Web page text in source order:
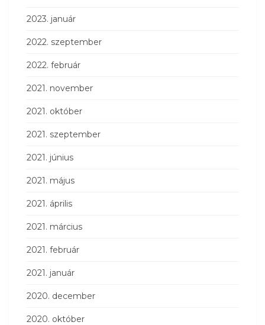
2023. január
2022. szeptember
2022. február
2021. november
2021. október
2021. szeptember
2021. június
2021. május
2021. április
2021. március
2021. február
2021. január
2020. december
2020. október